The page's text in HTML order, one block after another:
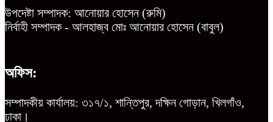
উপদেষ্টা সম্পাদক: আনোয়ার হোসেন (রুমি)
নির্বাহী সম্পাদক - আলহাজ্ব মোঃ আনোয়ার হোসেন (বাবুল)
অফিস:
সম্পাদকীয় কার্যালয়: ৩১৭/১, শান্তিপুর, দক্ষিন গোড়ান, খিলগাঁও,
ঢাকা।